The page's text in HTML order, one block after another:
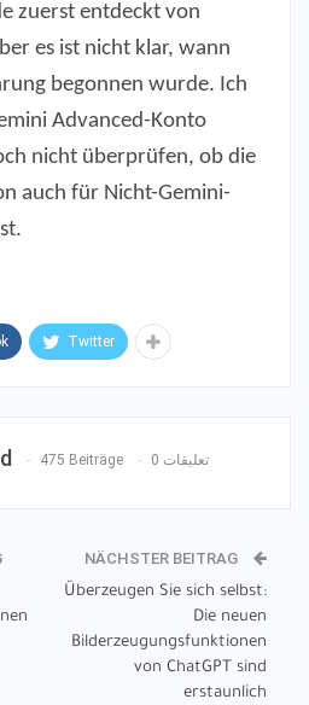
zuerst entdeckt von
es ist nicht klar, wann
begonnen wurde. Ich
Advanced-Konto
nicht überprüfen, ob die
auch für Nicht-Gemini-
Twitter
475 Beiträge 0 تعليقات
NÄCHSTER BEITRAG
Überzeugen Sie sich selbst:
Die neuen
Bilderzeugungsfunktionen
von ChatGPT sind
erstaunlich